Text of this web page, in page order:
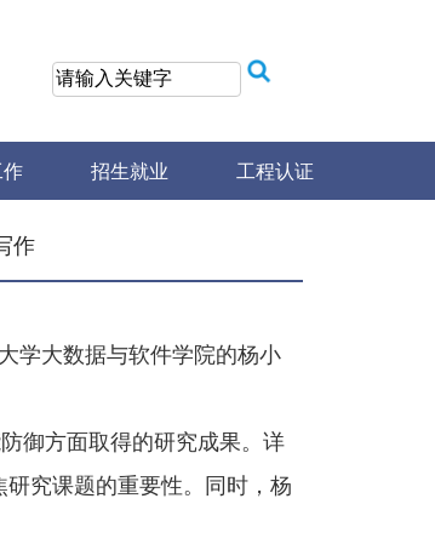
作 招生就业 工程认证
作
学大数据与软件学院的杨小
御方面取得的研究成果。详
究课题的重要性。同时，杨